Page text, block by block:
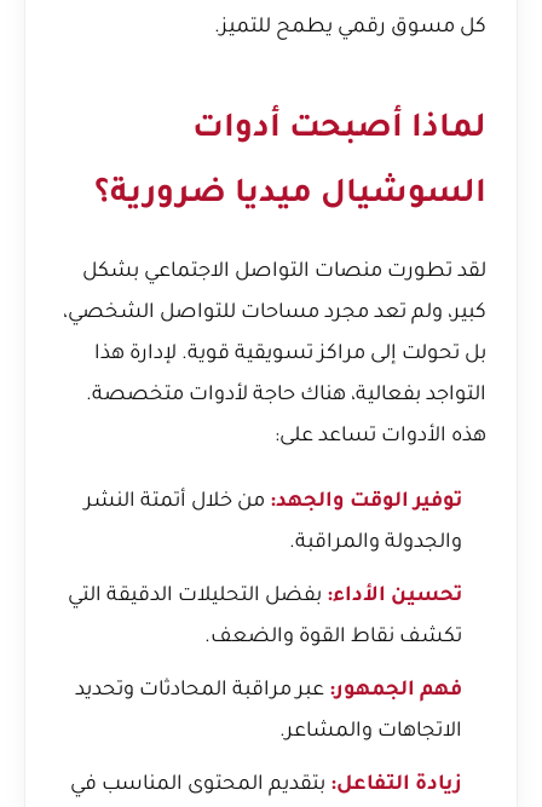
كل مسوق رقمي يطمح للتميز.
لماذا أصبحت أدوات
السوشيال ميديا ضرورية؟
لقد تطورت منصات التواصل الاجتماعي بشكل
كبير، ولم تعد مجرد مساحات للتواصل الشخصي،
بل تحولت إلى مراكز تسويقية قوية. لإدارة هذا
التواجد بفعالية، هناك حاجة لأدوات متخصصة.
هذه الأدوات تساعد على:
توفير الوقت والجهد: من خلال أتمتة النشر
والجدولة والمراقبة.
تحسين الأداء: بفضل التحليلات الدقيقة التي
تكشف نقاط القوة والضعف.
فهم الجمهور: عبر مراقبة المحادثات وتحديد
الاتجاهات والمشاعر.
زيادة التفاعل: بتقديم المحتوى المناسب في